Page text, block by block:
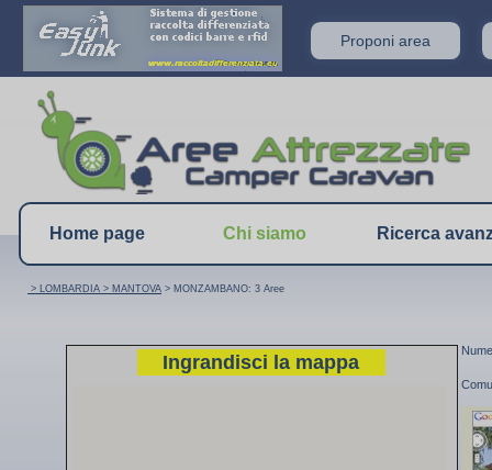
Proponi area
Home page Chi siamo Ricerca
Ingrandisci la mappa
> LOMBARDIA > MANTOVA > MONZAMBANO: 3 Aree